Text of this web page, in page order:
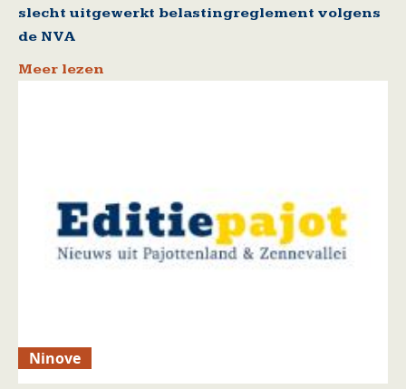
slecht uitgewerkt belastingreglement volgens
de NVA
Meer lezen
Ninove